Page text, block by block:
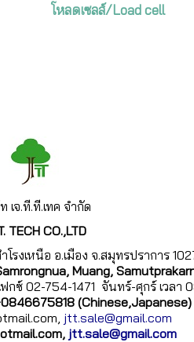
โหลดเซลส์/Load cell
เจ.ที.ที.เทค จำกัด
TECH CO.,LTD
โรงเหนือ อ.เมือง จ.สมุทรปราการ
Muang,
ซ์ 02-754-1471 จันทร์-ศุกร์ เวลา
jtt.sale@gmail.com
jtt.sale@gmail.com